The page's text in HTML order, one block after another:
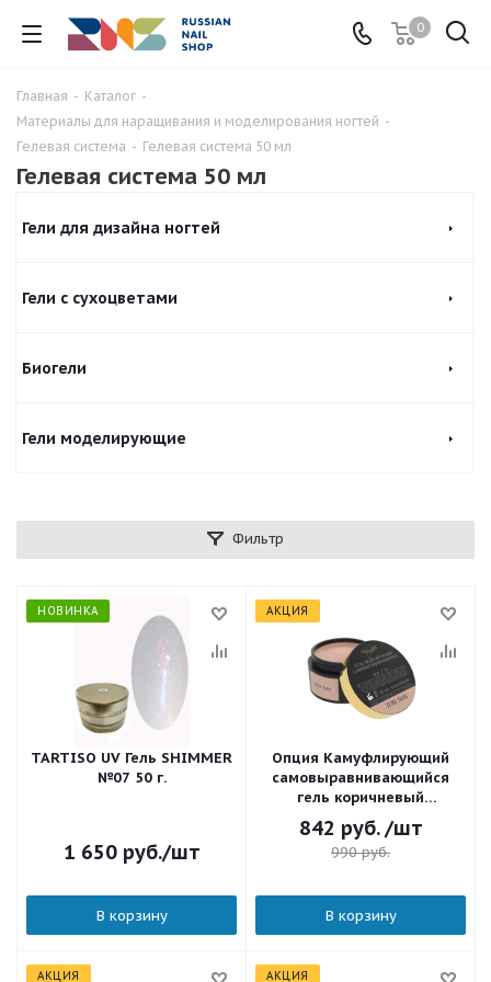
0
Главная - Каталог -
Материалы для наращивания и моделирования ногтей -
Гелевая система - Гелевая система 50 мл
Гелевая система 50 мл
Гели для дизайна ногтей
Гели с сухоцветами
Биогели
Гели моделирующие
Фильтр
НОВИНКА
TARTISO UV Гель SHIMMER
№07 50 г.
1 650руб./шт
В корзину
АКЦИЯ
Опция Камуфлирующий
самовыравнивающийся
гель коричневый
(холодный) Тон №16 50 мл.
842 руб. /шт
990руб.
В корзину
АКЦИЯ АКЦИЯ